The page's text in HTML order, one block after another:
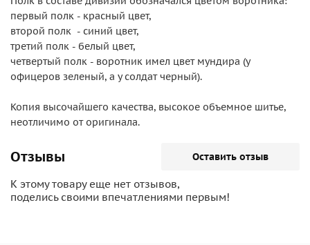
первый полк - красный цвет,
второй полк - синий цвет,
третий полк - белый цвет,
четвертый полк - воротник имел цвет мундира (у
офицеров зеленый, а у солдат черный).
Копия высочайшего качества, высокое объемное шитье,
неотличимо от оригинала.
Отзывы Оставить отзыв
К этому товару еще нет отзывов,
поделись своими впечатлениями первым!